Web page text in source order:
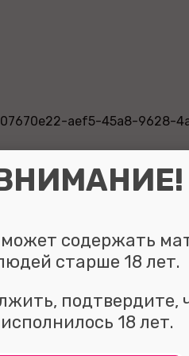
содержать
старше 18 лет.
подтвердите,
исполнилось 18 лет.